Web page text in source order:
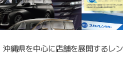
沖縄県を中心に店舗を展開するレン